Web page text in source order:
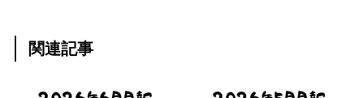
関連記事